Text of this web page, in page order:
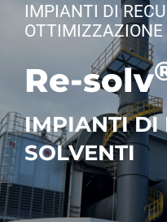
IMPIANTI DI
OTTIMIZZAZIONE
Re-solv
IMPIANTI DI
SOLVENTI